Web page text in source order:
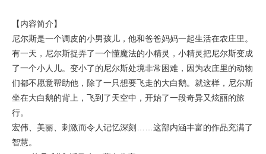
【内容简介】
尼尔斯是一个调皮的小男孩儿，他和爸爸妈妈一起生活在农庄里。
有一天，尼尔斯捉弄了一个懂魔法的小精灵，小精灵把尼尔斯变成
了一个小人儿。变小了的尼尔斯处境非常困难，因为农庄里的动物
们都不愿意帮助他，除了一只想要飞走的大白鹅。就这样，尼尔斯
坐在大白鹅的背上，飞到了天空中，开始了一段奇异又炫丽的旅
行。
宏伟、美丽、刺激而令人记忆深刻……这部内涵丰富的作品充满了
智慧。